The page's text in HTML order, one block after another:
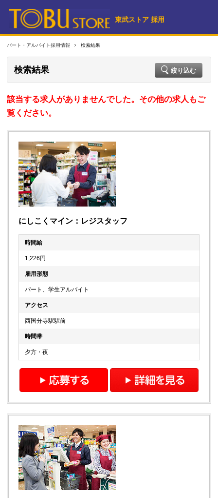
東武ストア 採用
パート・アルバイト採用情報 検索結果
検索結果 絞り込む
該当する求人がありませんでした。その他の求人もご
覧ください。
にしこくマイン：レジスタッフ
時間給
1,226円
雇用形態
パート、学生アルバイト
アクセス
西国分寺駅駅前
時間帯
夕方・夜